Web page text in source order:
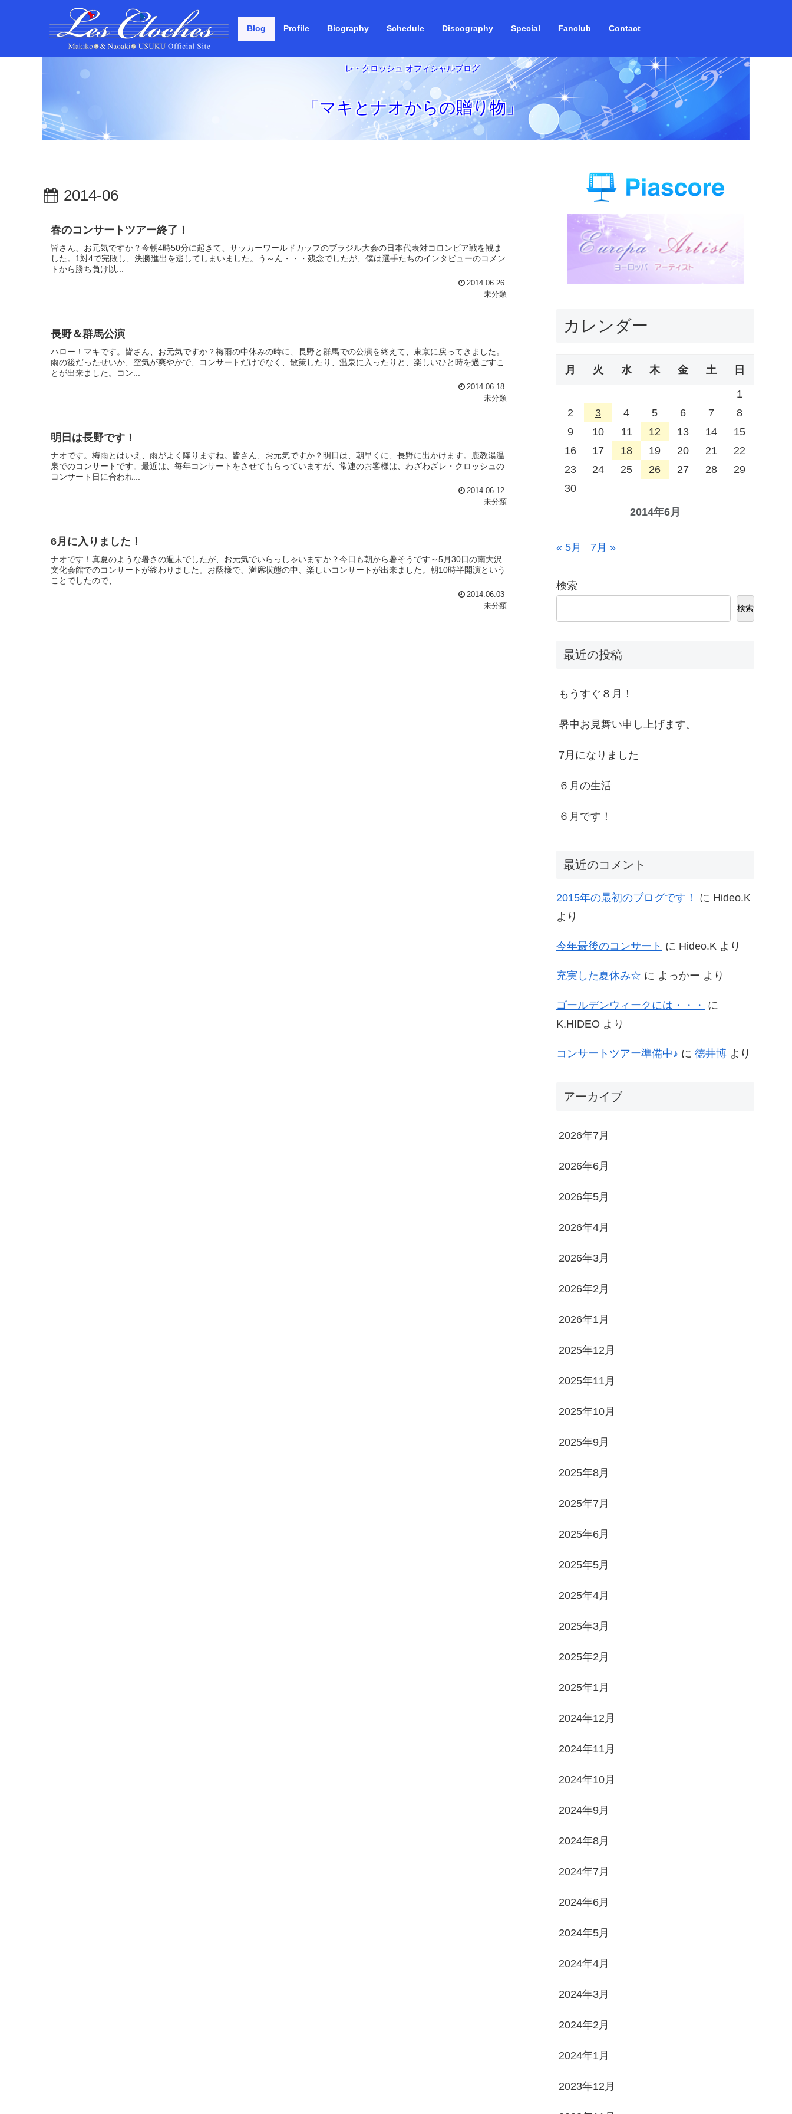
Blog Profile Biography Schedule Discography Special Fanclub Contact
レ・クロッシュ オフィシャルブログ
「マキとナオからの贈り物」
2014-06
春のコンサートツアー終了！
皆さん、お元気ですか？今朝4時50分に起きて、サッカーワールドカップのブラジル大会の日本代表対コロンビア戦を観ま
した。1対4で完敗し、決勝進出を逃してしまいました。う～ん・・・残念でしたが、僕は選手たちのインタビューのコメン
トから勝ち負け以...
2014.06.26
未分類
長野＆群馬公演
ハロー！マキです。皆さん、お元気ですか？梅雨の中休みの時に、長野と群馬での公演を終えて、東京に戻ってきました。
雨の後だったせいか、空気が爽やかで、コンサートだけでなく、散策したり、温泉に入ったりと、楽しいひと時を過ごすこ
とが出来ました。コン...
2014.06.18
未分類
明日は長野です！
ナオです。梅雨とはいえ、雨がよく降りますね。皆さん、お元気ですか？明日は、朝早くに、長野に出かけます。鹿教湯温
泉でのコンサートです。最近は、毎年コンサートをさせてもらっていますが、常連のお客様は、わざわざレ・クロッシュの
コンサート日に合われ...
2014.06.12
未分類
6月に入りました！
ナオです！真夏のような暑さの週末でしたが、お元気でいらっしゃいますか？今日も朝から暑そうです～5月30日の南大沢
文化会館でのコンサートが終わりました。お蔭様で、満席状態の中、楽しいコンサートが出来ました。朝10時半開演という
ことでしたので、...
2014.06.03
未分類
カレンダー
2014年6月
月 火 水 木 金 土 日
1
2
3 4 5 6 7
8
9
10 11 12 13 14
15
16
17 18 19 20 21
22
23
24 25 26 27 28
29
30
« 5月 7月 »
検索
検索
最近の投稿
もうすぐ８月！
暑中お見舞い申し上げます。
7月になりました
６月の生活
６月です！
最近のコメント
2015年の最初のブログです！ に Hideo.K
より
今年最後のコンサート に Hideo.K より
充実した夏休み☆ に よっかー より
ゴールデンウィークには・・・
に
K.HIDEO より
コンサートツアー準備中♪ に 徳井博 より
アーカイブ
2026年7月
2026年6月
2026年5月
2026年4月
2026年3月
2026年2月
2026年1月
2025年12月
2025年11月
2025年10月
2025年9月
2025年8月
2025年7月
2025年6月
2025年5月
2025年4月
2025年3月
2025年2月
2025年1月
2024年12月
2024年11月
2024年10月
2024年9月
2024年8月
2024年7月
2024年6月
2024年5月
2024年4月
2024年3月
2024年2月
2024年1月
2023年12月